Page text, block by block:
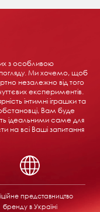
з особливою
Ми хочемо, щоб
незалежно від того
експериментів.
інтимні іграшки та
Вам буде
ідеальними саме для
на всі Ваші запитання
представництво
бренду в Україні